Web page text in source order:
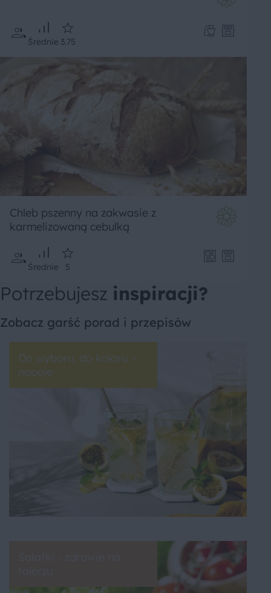
Średnie 3.75
Chleb pszenny na zakwasie z
karmelizowaną cebulką
Średnie 5
Potrzebujesz inspiracji?
Zobacz garść porad i przepisów
Do wyboru, do koloru –
napoje